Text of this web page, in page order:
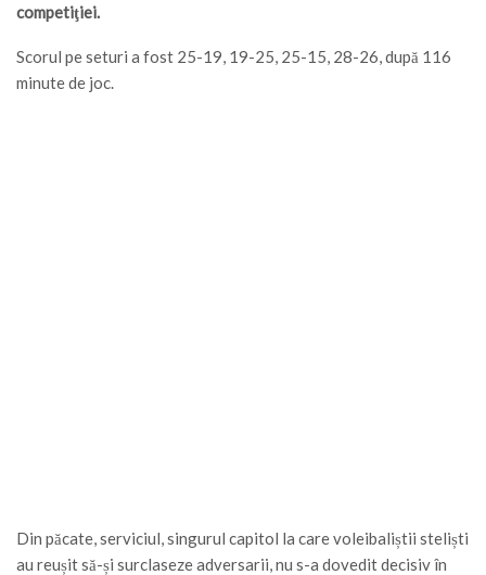
competiţiei.
Scorul pe seturi a fost 25-19, 19-25, 25-15, 28-26, după 116
minute de joc.
Din păcate, serviciul, singurul capitol la care voleibaliștii steliști
au reușit să-și surclaseze adversarii, nu s-a dovedit decisiv în